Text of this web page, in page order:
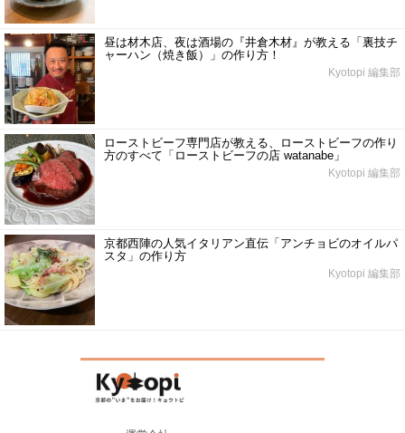
昼は材木店、夜は酒場の『井倉木材』が教える「裏技チ
ャーハン（焼き飯）」の作り方！
Kyotopi 編集部
ローストビーフ専門店が教える、ローストビーフの作り
方のすべて「ローストビーフの店 watanabe」
Kyotopi 編集部
京都西陣の人気イタリアン直伝「アンチョビのオイルパ
スタ」の作り方
Kyotopi 編集部